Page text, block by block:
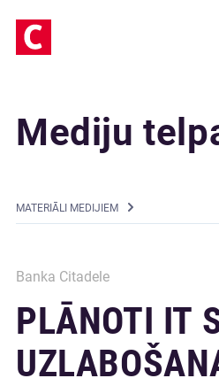
Mediju
MATERIĀLI MEDIJIEM
Banka Citadele
PLĀNOTI IT